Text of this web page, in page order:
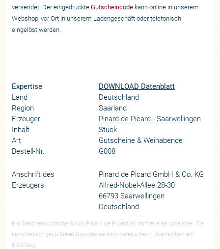
versendet. Der eingedruckteGutscheincode kann online in unserem
Webshop, vor Ort in unserem Ladengeschäft oder telefonisch
eingelöst werden.
Expertise
DOWNLOAD Datenblatt
Land
Deutschland
Region
Saarland
Erzeuger
Pinard de Picard - Saarwellingen
Inhalt
Stück
Art
Gutscheine & Weinabende
Bestell-Nr.
G008
Anschrift des
Erzeugers:
Pinard de Picard GmbH & Co. KG
Alfred-Nobel-Allee 28-30
66793 Saarwellingen
Deutschland
Ein Geschenkgutschein von Pinard de Picard ist immer eine gute Idee. Die
künstlerisch gestalteten Gutscheine sind bereits beim Überreichen ein
Blickfang.